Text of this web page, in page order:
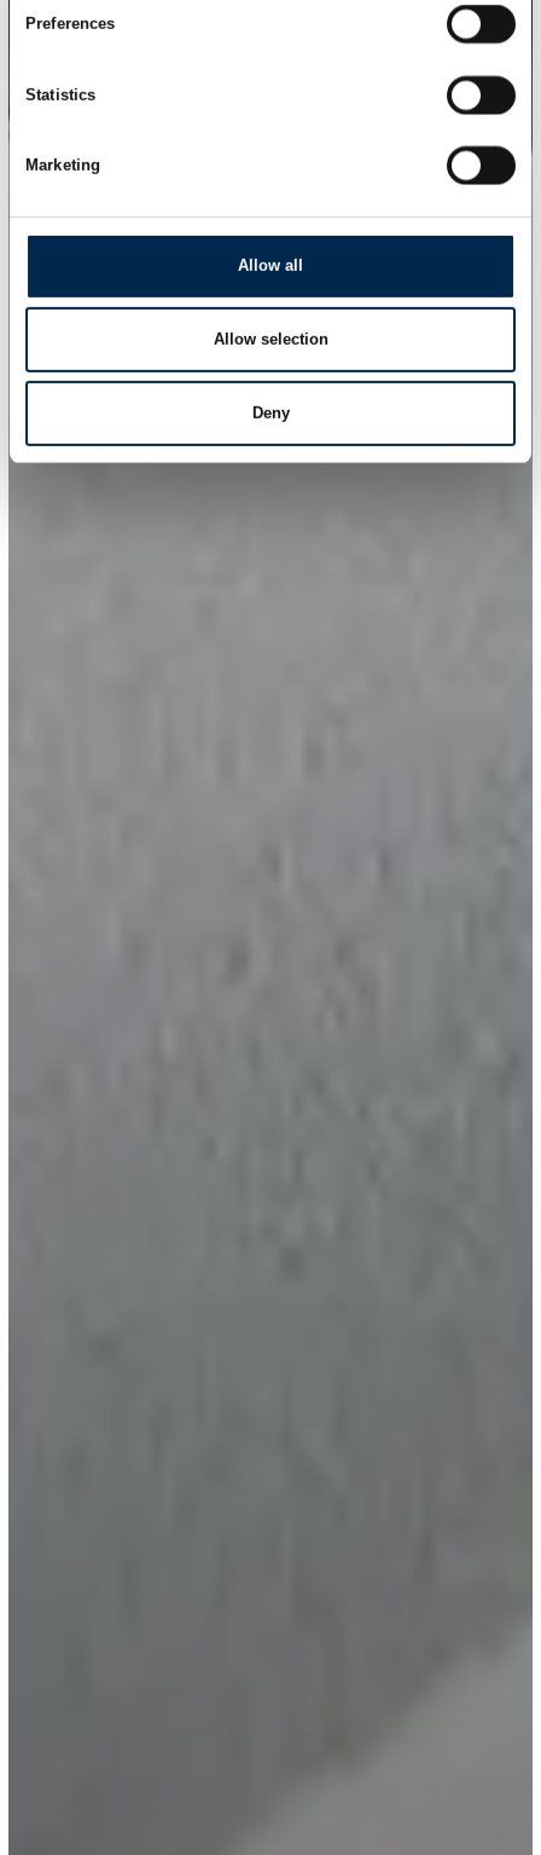
Preferences
Statistics
Marketing
Allow all
Allow selection
Deny